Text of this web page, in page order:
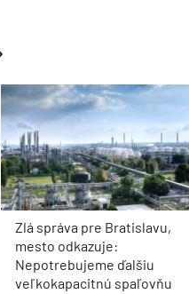
Zlá správa pre Bratislavu,
mesto odkazuje:
Nepotrebujeme ďalšiu
veľkokapacitnú spaľovňu